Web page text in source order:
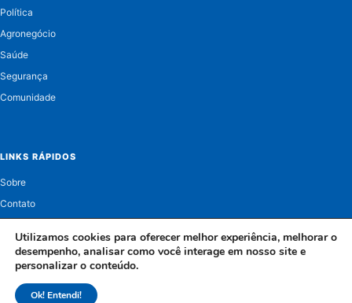
Política
Agronegócio
Saúde
Segurança
Comunidade
LINKS RÁPIDOS
Sobre
Contato
© 2026 Jornal Celeiro. Todos os direitos reservados.
Utilizamos cookies para oferecer melhor experiência, melhorar o
desempenho, analisar como você interage em nosso site e
personalizar o conteúdo.
Ok! Entendi!